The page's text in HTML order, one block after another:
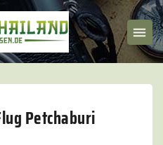
Petchaburi